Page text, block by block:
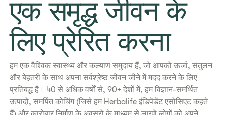
​एक समृद्ध जीवन के
लिए प्रेरित करना
हम एक वैश्विक स्वास्थ्य और कल्याण समुदाय हैं, जो आपको ऊर्जा, संतुलन
और बेहतरी के साथ अपना सर्वश्रेष्ठ जीवन जीने में मदद करने के लिए
प्रतिबद्ध है। 40 से अधिक वर्षों से, 90+ देशों में, हम विज्ञान-समर्थित
उत्पादों, समर्पित कोचिंग (जिसे हम Herbalife इंडिपेंडेंट एसोसिएट कहते